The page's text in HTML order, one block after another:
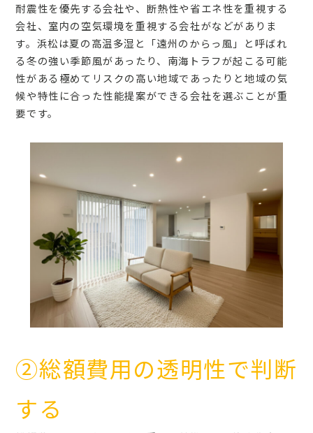
耐震性を優先する会社や、断熱性や省エネ性を重視する
会社、室内の空気環境を重視する会社がなどがありま
す。浜松は夏の高温多湿と「遠州のからっ風」と呼ばれ
る冬の強い季節風があったり、南海トラフが起こる可能
性がある極めてリスクの高い地域であったりと地域の気
候や特性に合った性能提案ができる会社を選ぶことが重
要です。
②総額費用の透明性で判断
する